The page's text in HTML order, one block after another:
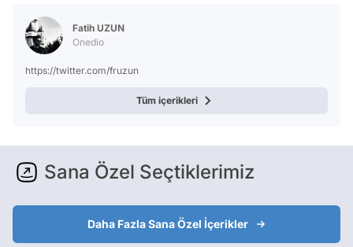
Fatih UZUN
Onedio
https://twitter.com/fruzun
Tüm içerikleri
Sana Özel Seçtiklerimiz
Daha Fazla Sana Özel İçerikler